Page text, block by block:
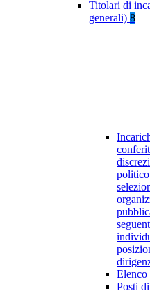
Titolari di
generali) 8
politico
Elenco
Posti